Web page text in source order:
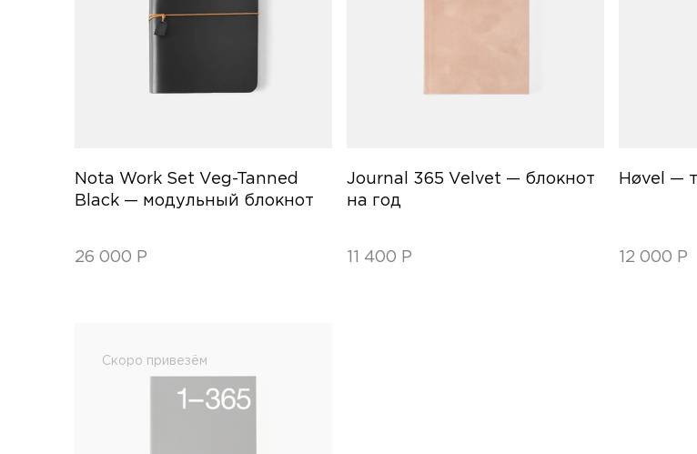
Nota Work Set Veg-Tanned
Black — модульный блокнот
26 000 Р
Journal 365 Velvet — блокнот
на год
11 400 Р
Høvel —
12 000 Р
Скоро привезём